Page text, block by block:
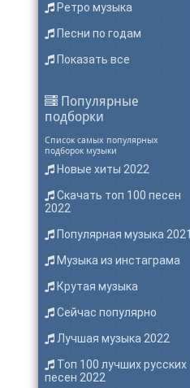
Ретро музыка
Песни по годам
Показать все
Популярные
подборки
Список самых популярных
подборок музыки
Новые хиты 2022
Скачать топ 100 песен
2022
Популярная музыка 2021
Музыка из инстаграма
Крутая музыка
Сейчас популярно
Лучшая музыка 2022
Топ 100 лучших русских
песен 2022